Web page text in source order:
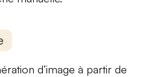
d’image à partir de